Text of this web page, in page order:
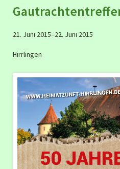
21. Juni 2015–22. Juni 2015
Hirrlingen